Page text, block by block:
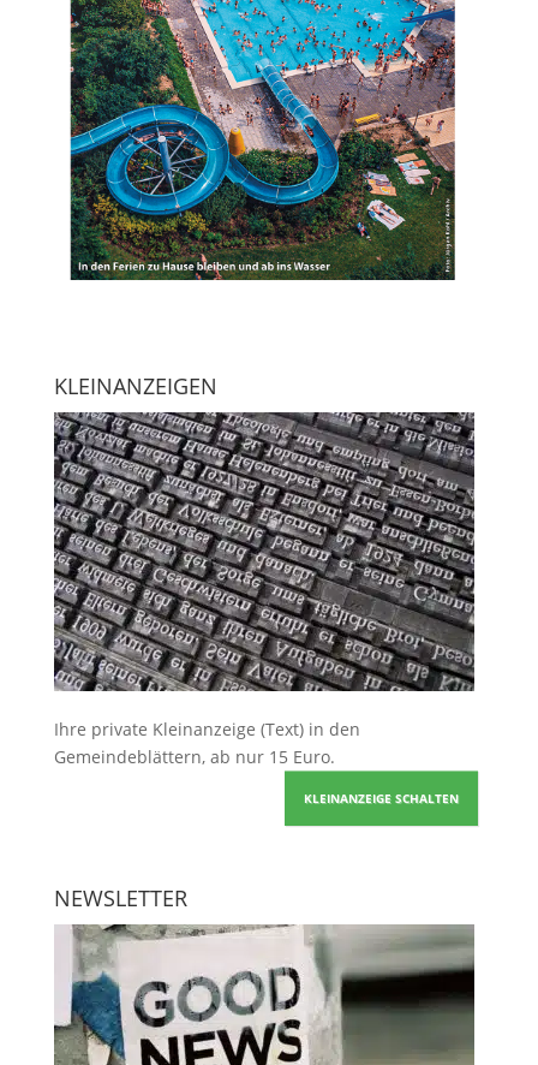
KLEINANZEIGEN
Ihre private Kleinanzeige (Text) in den
Gemeindeblättern, ab nur 15 Euro.
KLEINANZEIGE SCHALTEN
NEWSLETTER